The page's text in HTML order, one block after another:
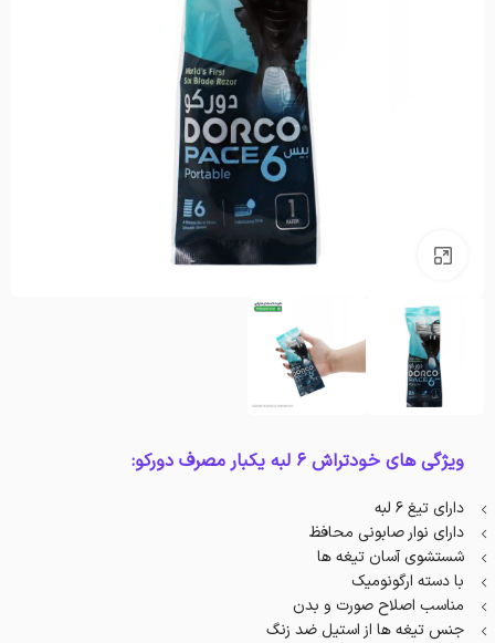
ویژگی های خودتراش 6 لبه یکبار مصرف دورکو:
دارای تیغ 6 لبه
دارای نوار صابونی محافظ
شستشوی آسان تیغه ها
با دسته ارگونومیک
مناسب اصلاح صورت و بدن
جنس تیغه ها از استیل ضد زنگ